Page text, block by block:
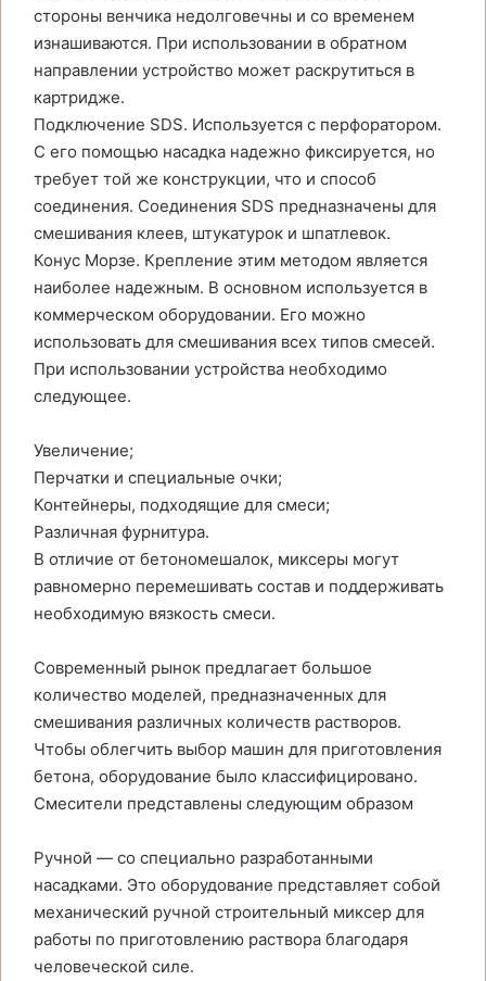
стороны венчика недолговечны и со временем
изнашиваются. При использовании в обратном
направлении устройство может раскрутиться в
картридже.
Подключение SDS. Используется с перфоратором.
С его помощью насадка надежно фиксируется, но
требует той же конструкции, что и способ
соединения. Соединения SDS предназначены для
смешивания клеев, штукатурок и шпатлевок.
Конус Морзе. Крепление этим методом является
наиболее надежным. В основном используется в
коммерческом оборудовании. Его можно
использовать для смешивания всех типов смесей.
При использовании устройства необходимо
следующее.
Увеличение;
Перчатки и специальные очки;
Контейнеры, подходящие для смеси;
Различная фурнитура.
В отличие от бетономешалок, миксеры могут
равномерно перемешивать состав и поддерживать
необходимую вязкость смеси.
Современный рынок предлагает большое
количество моделей, предназначенных для
смешивания различных количеств растворов.
Чтобы облегчить выбор машин для приготовления
бетона, оборудование было классифицировано.
Смесители представлены следующим образом
Ручной — со специально разработанными
насадками. Это оборудование представляет собой
механический ручной строительный миксер для
работы по приготовлению раствора благодаря
человеческой силе.